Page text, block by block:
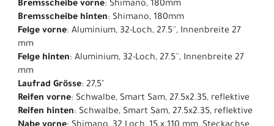
Bremsscheibe vorne: Shimano, 180mm
Bremsscheibe hinten: Shimano, 180mm
Felge vorne: Aluminium, 32-Loch, 27.5'', Innenbreite 27
mm
Felge hinten: Aluminium, 32-Loch, 27.5'', Innenbreite 27
mm
Laufrad Grösse: 27,5"
Reifen vorne: Schwalbe, Smart Sam, 27.5x2.35, reflektive
Reifen hinten: Schwalbe, Smart Sam, 27.5x2.35, reflektive